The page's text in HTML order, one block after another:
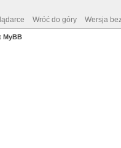
Wróć do góry Wersja
MyBB